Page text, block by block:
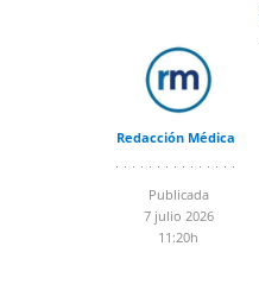
Redacción Médica
Publicada
7 julio 2026
11:20h